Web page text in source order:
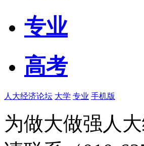
专业
高考
人大经济论坛 大学 专业 手机版
为做大做强人